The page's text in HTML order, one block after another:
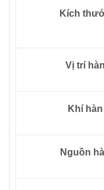
Kích
Vị trí hàn
Khí hàn
Nguồn